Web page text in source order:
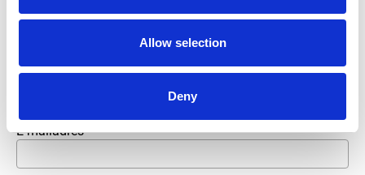
Allow selection
Deny
Bedrijfsnaam *
Telefoonnummer
E-mailadres *